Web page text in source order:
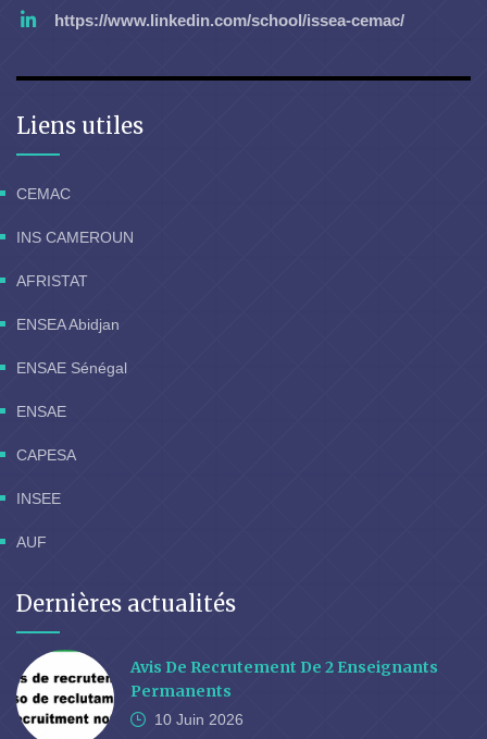
https://www.linkedin.com/school/issea-cemac/
Liens utiles
CEMAC
INS CAMEROUN
AFRISTAT
ENSEA Abidjan
ENSAE Sénégal
ENSAE
CAPESA
INSEE
AUF
Dernières actualités
Avis De Recrutement De 2 Enseignants
Permanents
10 Juin 2026